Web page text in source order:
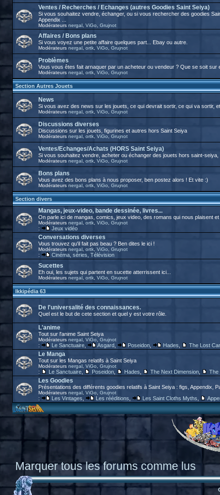
Ventes / Recherches / Echanges (autres Goodies Saint Seiya)
Si vous souhaitez vendre, échanger, ou si vous rechercher des goodies
Appendix ...
Modérateurs nergal, ViGo Grujnot
Affaires / Bons plans
Si vous voyez une petite affaire quelques part... Ebay ou autre.
Modérateurs nergal, ortk, ViGo Grujnot
Problèmes
Vous vous êtes fait arnaquer par un acheteur ou vendeur ? Que se soit sur
Modérateurs nergal, ortk, ViGo Grujnot
Section Autres Jouets
News
Si vous avez des news sur les jouets, ce qui devrait sortir, ce qui va sortir,
Modérateurs nergal, ortk, ViGo Grujnot
Discussions diverses
Discussions sur les jouets, figurines et autres hors Saint Seiya
Modérateurs nergal, ortk, ViGo Grujnot
Ventes/Echanges/Achats (HORS Saint Seiya)
Si vous souhaitez vendre, acheter ou échanger des jouets hors saint-seiya,
Modérateurs nergal, ortk, ViGo Grujnot
Bons plans
Vous avez des bons plans à nous proposer, ben postez alors ! Et vite :)
Modérateurs nergal, ortk, ViGo Grujnot
Section divers
Mangas, jeux-video, bande dessinée, livres...
On parle ici de mangas, comics, jeux video, des romans qui nous plaisent
Modérateurs nergal, ortk, ViGo Grujnot
: Jeux vidéo
Conversations diverses
Vous trouvez qu'il fait pas beau ? Ben dites le ici !
Modérateurs nergal, ortk, ViGo Grujnot
: Cinéma, séries, Télévision
Sucettes
Eh oui, les sujets qui partent en sucette atterrissent ici...
Modérateurs nergal, ortk, ViGo Grujnot
Ikkipédia 63
De l'universalité des connaissances.
Quel est le but de cete section et quel y est votre rôle.
L'anime
Tout sur l'anime Saint Seiya
Modérateurs nergal, ViGo Grujnot
: Le Sanctuaire, Asgard, Poseidon, Hades The Lost
Le Manga
Tout sur les Mangas relatifs à Saint Seiya
Modérateurs nergal, ViGo Grujnot
: Le Sanctuaire, Poseidon, Hades The Next Dimension, The
Les Goodies
Présentations des différents goodies relatifs à Saint Seiya : figs, Appendix,
Modérateurs nergal, ViGo Grujnot
: Les Vintages Les rééditions Les Saint Cloths Myths
Marquer tous les forums comme lus